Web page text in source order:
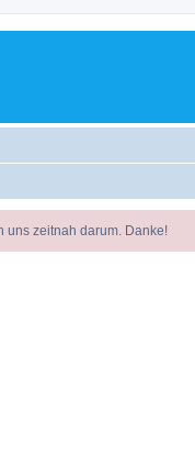
uns zeitnah darum. Danke!